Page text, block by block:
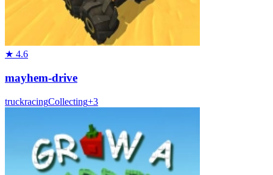
★ 4.6
mayhem-drive
truckracingCollecting+3